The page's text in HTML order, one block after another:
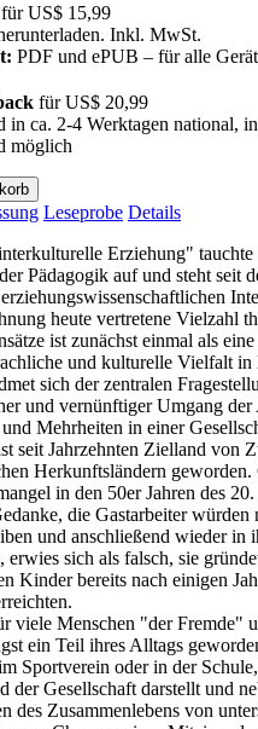
fürUS$ 15,99
Inkl. MwSt.
PDF und ePUB – für alle
fürUS$ 20,99
in ca. 2-4 Werktagen national,
möglich
Leseprobe Details
Erziehung" tauchte
Pädagogik auf und steht seit
heute vertretene Vielzahl
ist zunächst einmal als
und kulturelle Vielfalt in
sich der zentralen
und vernünftiger Umgang der
Mehrheiten in einer
seit Jahrzehnten Zielland von
Herkunftsländern
in den 50er Jahren des
die Gastarbeiter würden
und anschließend wieder in
erwies sich als falsch, sie
Kinder bereits nach einigen
viele Menschen "der Fremde"
ein Teil ihres Alltags
Sportverein oder in der
der Gesellschaft darstellt und
des Zusammenlebens von